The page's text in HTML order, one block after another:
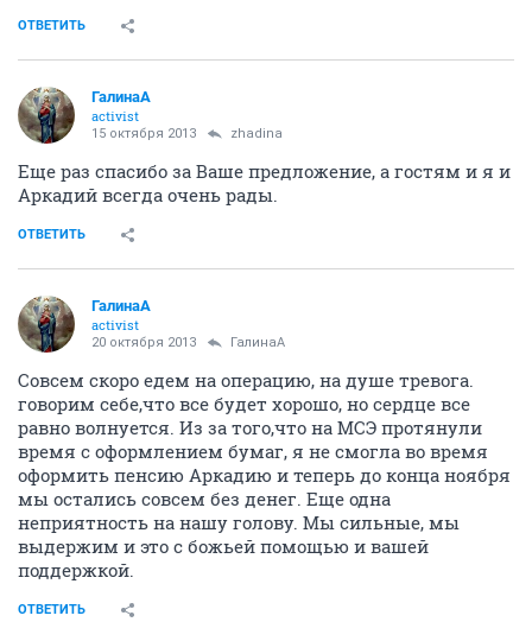
ОТВЕТИТЬ
ГалинаА
activist
15 октября 2013 zhadina
Еще раз спасибо за Ваше предложение, а гостям и я и
Аркадий всегда очень рады.
ОТВЕТИТЬ
ГалинаА
activist
20 октября 2013 ГалинаА
Совсем скоро едем на операцию, на душе тревога.
говорим себе,что все будет хорошо, но сердце все
равно волнуется. Из за того,что на МСЭ протянули
время с оформлением бумаг, я не смогла во время
оформить пенсию Аркадию и теперь до конца ноября
мы остались совсем без денег. Еще одна
неприятность на нашу голову. Мы сильные, мы
выдержим и это с божьей помощью и вашей
поддержкой.
ОТВЕТИТЬ